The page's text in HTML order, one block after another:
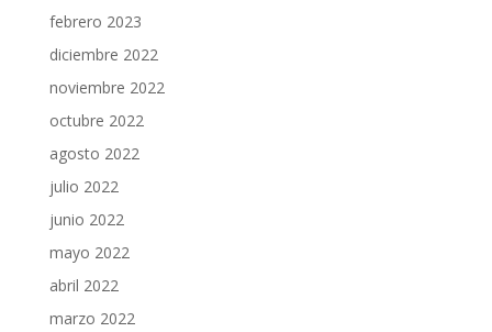
febrero 2023
diciembre 2022
noviembre 2022
octubre 2022
agosto 2022
julio 2022
junio 2022
mayo 2022
abril 2022
marzo 2022